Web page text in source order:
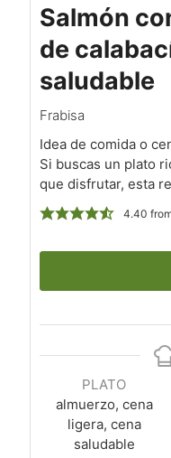
Salmón
de
saludable
Frabisa
Idea de comida o
Si buscas un plato
que disfrutar, esta
4.40
PLATO
almuerzo, cena
ligera, cena
saludable